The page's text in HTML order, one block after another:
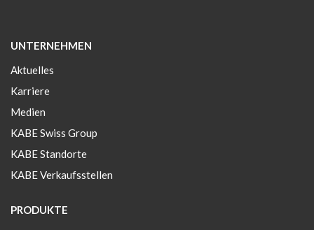
UNTERNEHMEN
Aktuelles
Karriere
Medien
KABE Swiss Group
KABE Standorte
KABE Verkaufsstellen
PRODUKTE